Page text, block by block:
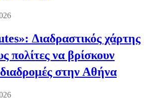
Διαδραστικός χάρτης
πολίτες να βρίσκουν
στην Αθήνα